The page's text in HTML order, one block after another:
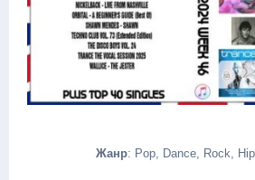
Жанр: Pop, Dance, Rock,